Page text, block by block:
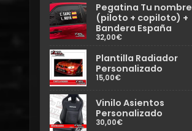
Pegatina Tu nombre
(piloto + copiloto) +
Bandera España
32,00€
Plantilla Radiador
Personalizado
15,00€
Vinilo Asientos
Personalizado
30,00€